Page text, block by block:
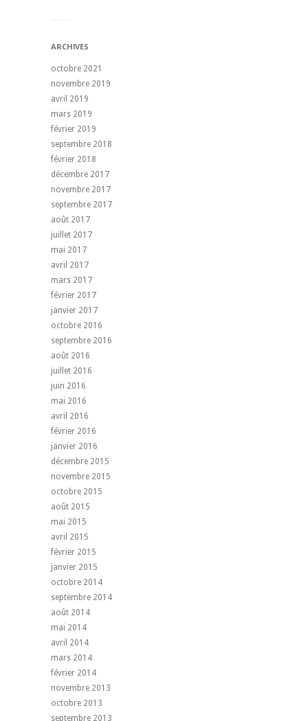
ARCHIVES
octobre 2021
novembre 2019
avril 2019
mars 2019
février 2019
septembre 2018
février 2018
décembre 2017
novembre 2017
septembre 2017
août 2017
juillet 2017
mai 2017
avril 2017
mars 2017
février 2017
janvier 2017
octobre 2016
septembre 2016
août 2016
juillet 2016
juin 2016
mai 2016
avril 2016
février 2016
janvier 2016
décembre 2015
novembre 2015
octobre 2015
août 2015
mai 2015
avril 2015
février 2015
janvier 2015
octobre 2014
septembre 2014
août 2014
mai 2014
avril 2014
mars 2014
février 2014
novembre 2013
octobre 2013
septembre 2013